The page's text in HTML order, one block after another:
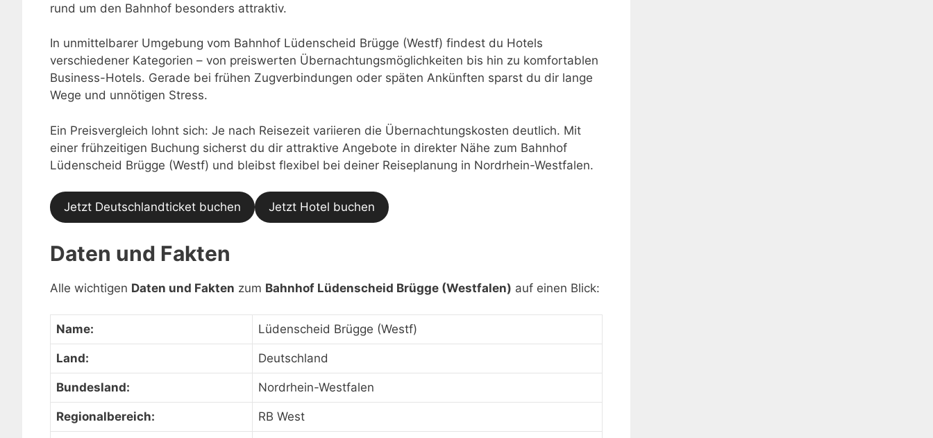
rund um den Bahnhof besonders attraktiv.
In unmittelbarer Umgebung vom Bahnhof Lüdenscheid Brügge (Westf) findest du Hotels
verschiedener Kategorien – von preiswerten Übernachtungsmöglichkeiten bis hin zu komfortablen
Business-Hotels. Gerade bei frühen Zugverbindungen oder späten Ankünften sparst du dir lange
Wege und unnötigen Stress.
Ein Preisvergleich lohnt sich: Je nach Reisezeit variieren die Übernachtungskosten deutlich. Mit
einer frühzeitigen Buchung sicherst du dir attraktive Angebote in direkter Nähe zum Bahnhof
Lüdenscheid Brügge (Westf) und bleibst flexibel bei deiner Reiseplanung in Nordrhein-Westfalen.
Jetzt Deutschlandticket buchen Jetzt Hotel buchen
Daten und Fakten
Alle wichtigen Daten und Fakten zum Bahnhof Lüdenscheid Brügge (Westfalen) auf einen Blick:
Name: Lüdenscheid Brügge (Westf)
Land: Deutschland
Bundesland: Nordrhein-Westfalen
Regionalbereich: RB West